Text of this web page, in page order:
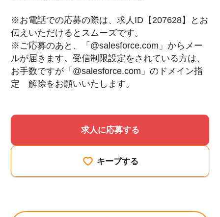
※お電話での応募の際は、求人ID【207628】とお
伝えいただけるとスムーズです。
※ご応募のあと、「@salesforce.com」からメー
ルが届きます。受信制限設定をされている方は、
お手数ですが「@salesforce.com」のドメイン指
定 解除をお願いいたします。
求人に応募する
キープする